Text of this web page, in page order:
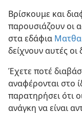
Βρίσκουμε και
παρουσιάζουν οι
στα εδάφια
δείχνουν αυτές
Έχετε ποτέ
αναφέρονται στο
παρατηρήσει ότι
ανάγκη να είναι